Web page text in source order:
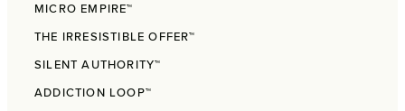
MICRO EMPIRE™
THE IRRESISTIBLE OFFER™
SILENT AUTHORITY™
ADDICTION LOOP™